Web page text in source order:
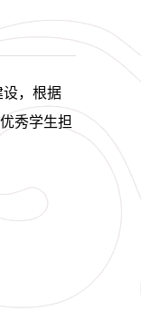
设，根据
秀学生担